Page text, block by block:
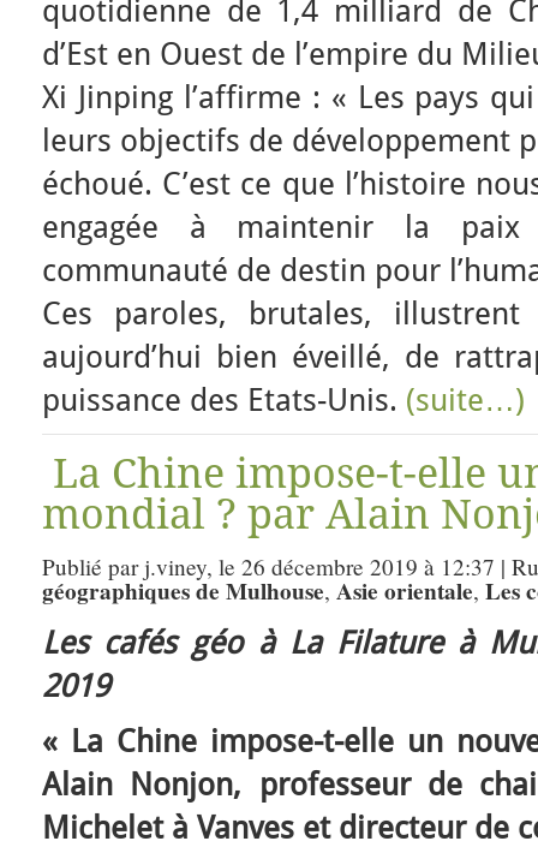
quotidienne de 1,4 milliard de
d’Est en Ouest de l’empire du
Xi Jinping l’affirme : « Les pays
leurs objectifs de développement
échoué. C’est ce que l’histoire
engagée à maintenir la
communauté de destin pour
Ces paroles, brutales,
aujourd’hui bien éveillé, de
puissance des Etats-Unis. (suite…)
La Chine impose-t-elle
mondial ? par Alain
Publié par j.viney, le 26 décembre 2019 à 12:37 |
géographiques de Mulhouse, Asie orientale, Les
Les cafés géo à La Filature à
2019
« La Chine impose-t-elle un
Alain Nonjon, professeur de
Michelet à Vanves et directeur de